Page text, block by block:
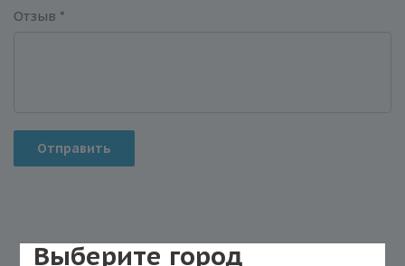
Выберите город
Отзыв *
Отправить